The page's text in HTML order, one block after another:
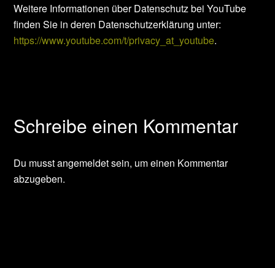
Weitere Informationen über Datenschutz bei YouTube
finden Sie in deren Datenschutzerklärung unter:
https://www.youtube.com/t/privacy_at_youtube.
Schreibe einen Kommentar
Du musstangemeldetsein, um einen Kommentar
abzugeben.